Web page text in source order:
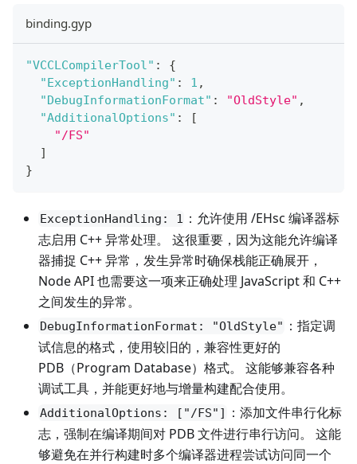
binding.gyp
"VCCLCompilerTool" :
{
"ExceptionHandling" : 1 ,
"DebugInformationFormat" : "OldStyle" ,
"AdditionalOptions" :
[
"/FS"
]
}
ExceptionHandling: 1 ：允许使用 /EHsc 编译器标
志启用 C++ 异常处理。 这很重要，因为这能允许编译
器捕捉 C++ 异常，发生异常时确保栈能正确展开，
Node API 也需要这一项来正确处理 JavaScript 和 C++
之间发生的异常。
DebugInformationFormat: "OldStyle" ：指定调
试信息的格式，使用较旧的，兼容性更好的
PDB（Program Database）格式。 这能够兼容各种
调试工具，并能更好地与增量构建配合使用。
AdditionalOptions: ["/FS"]
：添加文件串行化标
志，强制在编译期间对 PDB 文件进行串行访问。 这能
够避免在并行构建时多个编译器进程尝试访问同一个